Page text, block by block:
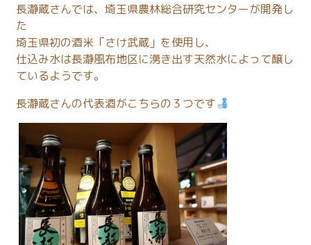
長瀞蔵さんでは、埼玉県農林総合研究センターが開発し
た
埼玉県初の酒米「さけ武蔵」を使用し、
仕込み水は長瀞風布地区に湧き出す天然水によって醸し
ているようです。
長瀞蔵さんの代表酒がこちらの３つです